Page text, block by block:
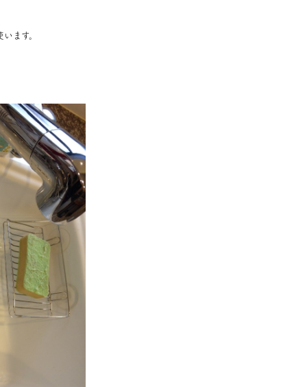
ます。